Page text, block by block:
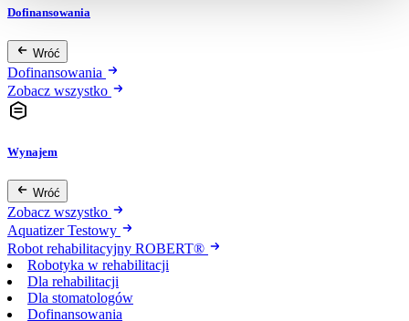
Dofinansowania
Wróć
Dofinansowania
Zobacz wszystko
Wynajem
Wróć
Zobacz wszystko
Aquatizer Testowy
Robot rehabilitacyjny ROBERT®
Robotyka w rehabilitacji
Dla rehabilitacji
Dla stomatologów
Dofinansowania